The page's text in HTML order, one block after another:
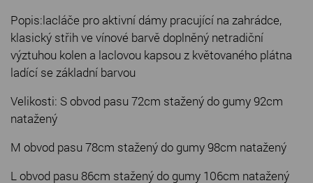
Popis:lacláče pro aktivní dámy pracující na zahrádce,
klasický střih ve vínové barvě doplněný netradiční
výztuhou kolen a laclovou kapsou z květovaného plátna
ladící se základní barvou
Velikosti: S obvod pasu 72cm stažený do gumy 92cm
natažený
M obvod pasu 78cm stažený do gumy 98cm natažený
L obvod pasu 86cm stažený do gumy 106cm natažený